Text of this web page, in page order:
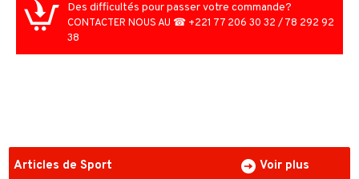
Des difficultés pour passer votre commande?
CONTACTER NOUS AU ☎ +221 77 206 30 32 / 78 292 92
38
Articles de Sport Voir plus